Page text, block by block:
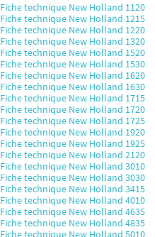
Fiche technique New Holland 1120
Fiche technique New Holland 1215
Fiche technique New Holland 1220
Fiche technique New Holland 1320
Fiche technique New Holland 1520
Fiche technique New Holland 1530
Fiche technique New Holland 1620
Fiche technique New Holland 1630
Fiche technique New Holland 1715
Fiche technique New Holland 1720
Fiche technique New Holland 1725
Fiche technique New Holland 1920
Fiche technique New Holland 1925
Fiche technique New Holland 2120
Fiche technique New Holland 3010
Fiche technique New Holland 3030
Fiche technique New Holland 3415
Fiche technique New Holland 4010
Fiche technique New Holland 4635
Fiche technique New Holland 4835
Fiche technique New Holland 5010